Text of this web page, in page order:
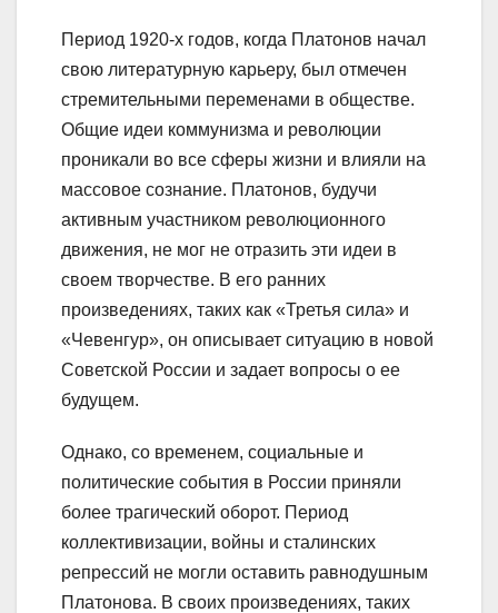
Период 1920-х годов, когда Платонов начал
свою литературную карьеру, был отмечен
стремительными переменами в обществе.
Общие идеи коммунизма и революции
проникали во все сферы жизни и влияли на
массовое сознание. Платонов, будучи
активным участником революционного
движения, не мог не отразить эти идеи в
своем творчестве. В его ранних
произведениях, таких как «Третья сила» и
«Чевенгур», он описывает ситуацию в новой
Советской России и задает вопросы о ее
будущем.
Однако, со временем, социальные и
политические события в России приняли
более трагический оборот. Период
коллективизации, войны и сталинских
репрессий не могли оставить равнодушным
Платонова. В своих произведениях, таких